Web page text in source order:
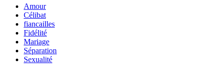
Amour
Célibat
fiancailles
Fidélité
Mariage
Séparation
Sexualité